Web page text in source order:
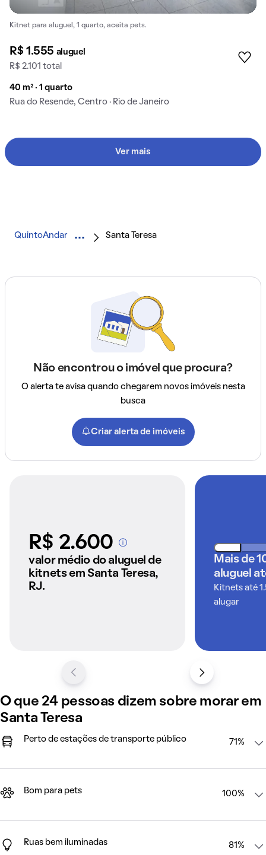
Kitnet para aluguel, 1 quarto, aceita pets.
R$ 1.555 aluguel
R$ 2.101 total
40 m² · 1 quarto
Rua do Resende, Centro · Rio de Janeiro
Ver mais
QuintoAndar Santa Teresa
Não encontrou o imóvel que procura?
O alerta te avisa quando chegarem novos imóveis nesta
busca
Criar alerta de imóveis
R$ 2.600A partir dos imóveis
anunciados pelo
QuintoAndar
valor médio do aluguel de
kitnets em Santa Teresa,
RJ.
Mais de
aluguel
Kitnets até
alugar
O que 24 pessoas dizem sobre morar em
Santa Teresa
Perto de estações de transporte público 71%
Bom para pets 100%
Ruas bem iluminadas 81%